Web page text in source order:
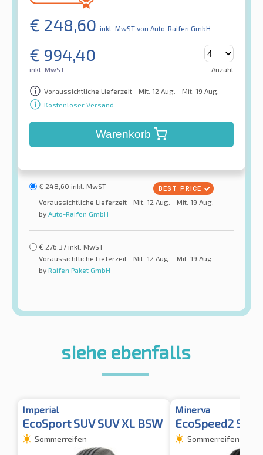
€ 248,60 inkl. MwST von Auto-Raifen GmbH
€ 994,40
inkl. MwST Anzahl
Voraussichtliche Lieferzeit - Mit. 12 Aug. - Mit. 19 Aug.
Kostenloser Versand
Warenkorb
€ 248,60 inkl. MwST
Voraussichtliche Lieferzeit - Mit. 12 Aug. - Mit. 19 Aug.
by Auto-Raifen GmbH
€ 276,37 inkl. MwST
Voraussichtliche Lieferzeit - Mit. 12 Aug. - Mit. 19 Aug.
by Raifen Paket GmbH
siehe ebenfalls
Imperial
EcoSport SUV SUV XL BSW
Sommerreifen
Minerva
EcoSpeed2 SUV
Sommerreifen